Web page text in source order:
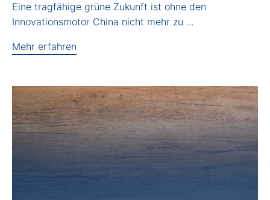
Eine tragfähige grüne Zukunft ist ohne den
Innovationsmotor China nicht mehr zu ...
Mehr erfahren